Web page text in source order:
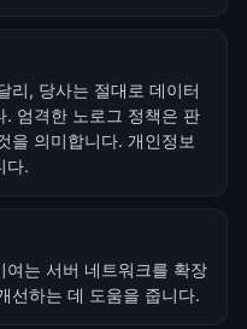
리, 당사는 절대로 데이터
. 엄격한 노로그 정책은 판
을 의미합니다. 개인정보
다.
는 서버 네트워크를 확장
선하는 데 도움을 줍니다.